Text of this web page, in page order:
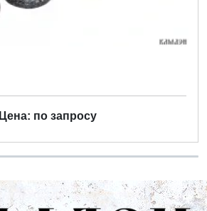
Цена: по запросу